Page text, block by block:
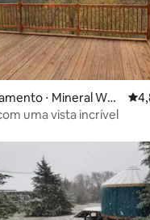
média de 5, 85 avaliações
⋅ Mineral Well
uma vista incrível